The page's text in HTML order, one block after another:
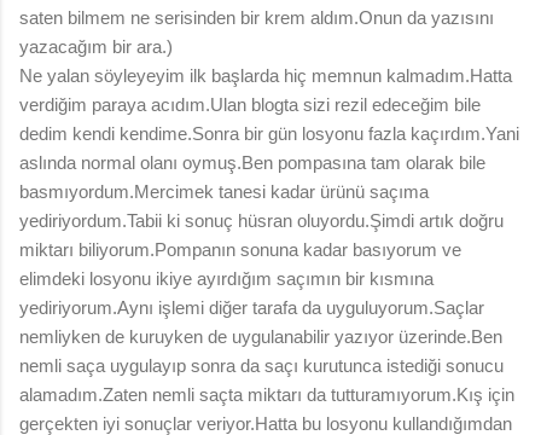
saten bilmem ne serisinden bir krem aldım.Onun da yazısını
yazacağım bir ara.)
Ne yalan söyleyeyim ilk başlarda hiç memnun kalmadım.Hatta
verdiğim paraya acıdım.Ulan blogta sizi rezil edeceğim bile
dedim kendi kendime.Sonra bir gün losyonu fazla kaçırdım.Yani
aslında normal olanı oymuş.Ben pompasına tam olarak bile
basmıyordum.Mercimek tanesi kadar ürünü saçıma
yediriyordum.Tabii ki sonuç hüsran oluyordu.Şimdi artık doğru
miktarı biliyorum.Pompanın sonuna kadar basıyorum ve
elimdeki losyonu ikiye ayırdığım saçımın bir kısmına
yediriyorum.Aynı işlemi diğer tarafa da uyguluyorum.Saçlar
nemliyken de kuruyken de uygulanabilir yazıyor üzerinde.Ben
nemli saça uygulayıp sonra da saçı kurutunca istediği sonucu
alamadım.Zaten nemli saçta miktarı da tutturamıyorum.Kış için
gerçekten iyi sonuçlar veriyor.Hatta bu losyonu kullandığımdan